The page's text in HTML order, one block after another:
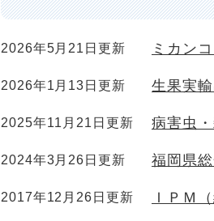
2026年5月21日更新 ミカン
2026年1月13日更新 生果実
2025年11月21日更新 病害虫
2024年3月26日更新 福岡県
2017年12月26日更新 ＩＰＭ